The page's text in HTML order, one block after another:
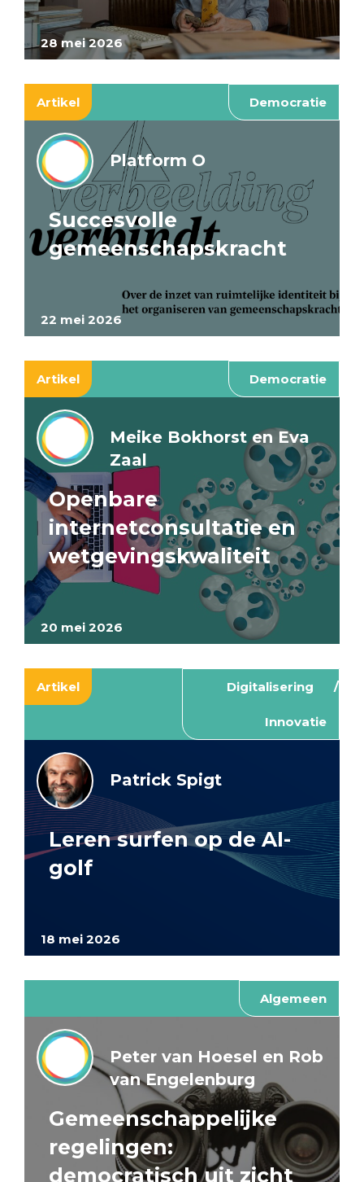
28 mei 2026
Artikel Democratie
22 mei 2026
Platform O
Succesvolle
gemeenschapskracht
Artikel Democratie
20 mei 2026
Meike Bokhorst en Eva
Zaal
Openbare
internetconsultatie en
wetgevingskwaliteit
Artikel Digitalisering
Innovatie
18 mei 2026
Patrick Spigt
Leren surfen op de AI-
golf
Algemeen
Peter van Hoesel en Rob
van Engelenburg
Gemeenschappelijke
regelingen:
democratisch uit zicht